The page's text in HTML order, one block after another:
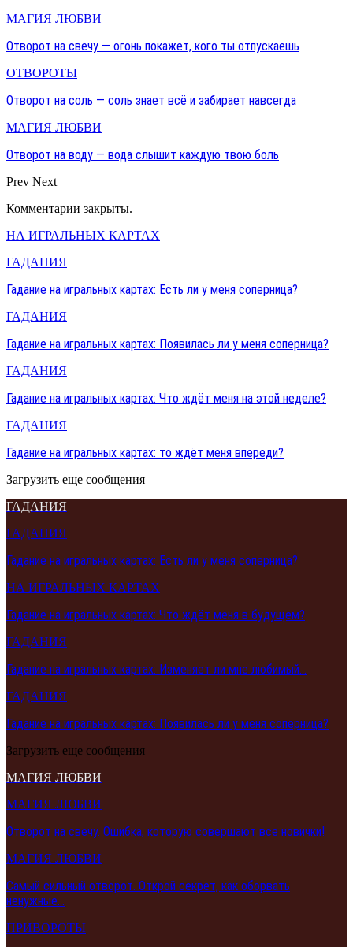
МАГИЯ ЛЮБВИ
Отворот на свечу — огонь покажет, кого ты отпускаешь
ОТВОРОТЫ
Отворот на соль — соль знает всё и забирает навсегда
МАГИЯ ЛЮБВИ
Отворот на воду — вода слышит каждую твою боль
Prev Next
Комментарии закрыты.
НА ИГРАЛЬНЫХ КАРТАХ
ГАДАНИЯ
Гадание на игральных картах: Есть ли у меня соперница?
ГАДАНИЯ
Гадание на игральных картах: Появилась ли у меня соперница?
ГАДАНИЯ
Гадание на игральных картах: Что ждёт меня на этой неделе?
ГАДАНИЯ
Гадание на игральных картах: то ждёт меня впереди?
Загрузить еще сообщения
ГАДАНИЯ
ГАДАНИЯ
Гадание на игральных картах: Есть ли у меня соперница?
НА ИГРАЛЬНЫХ КАРТАХ
Гадание на игральных картах: Что ждёт меня в будущем?
ГАДАНИЯ
Гадание на игральных картах: Изменяет ли мне любимый…
ГАДАНИЯ
Гадание на игральных картах: Появилась ли у меня соперница?
Загрузить еще сообщения
МАГИЯ ЛЮБВИ
МАГИЯ ЛЮБВИ
Отворот на свечу. Ошибка, которую совершают все новички!
МАГИЯ ЛЮБВИ
Самый сильный отворот. Открой секрет, как оборвать
ненужные…
ПРИВОРОТЫ